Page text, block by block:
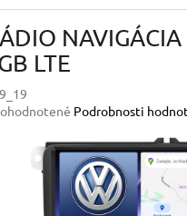
LTE
Podrobnosti